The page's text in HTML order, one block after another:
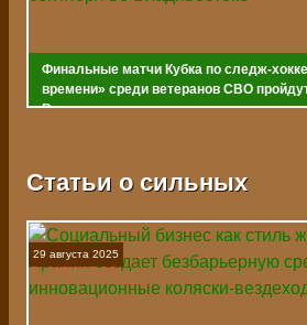
Финальные матчи Кубка по следж-
времени» среди ветеранов СВО
Владивостоке
Статьи о сильных
29 августа 2025